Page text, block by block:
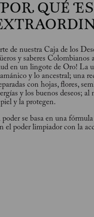
QUÉ ES
de nuestra Caja de los
y saberes Colombianos
en un lingote de Oro! La
y lo ancestral; una
con hojas, flores,
y los buenos deseos;
y la protegen.
poder se basa en una
el poder limpiador con la